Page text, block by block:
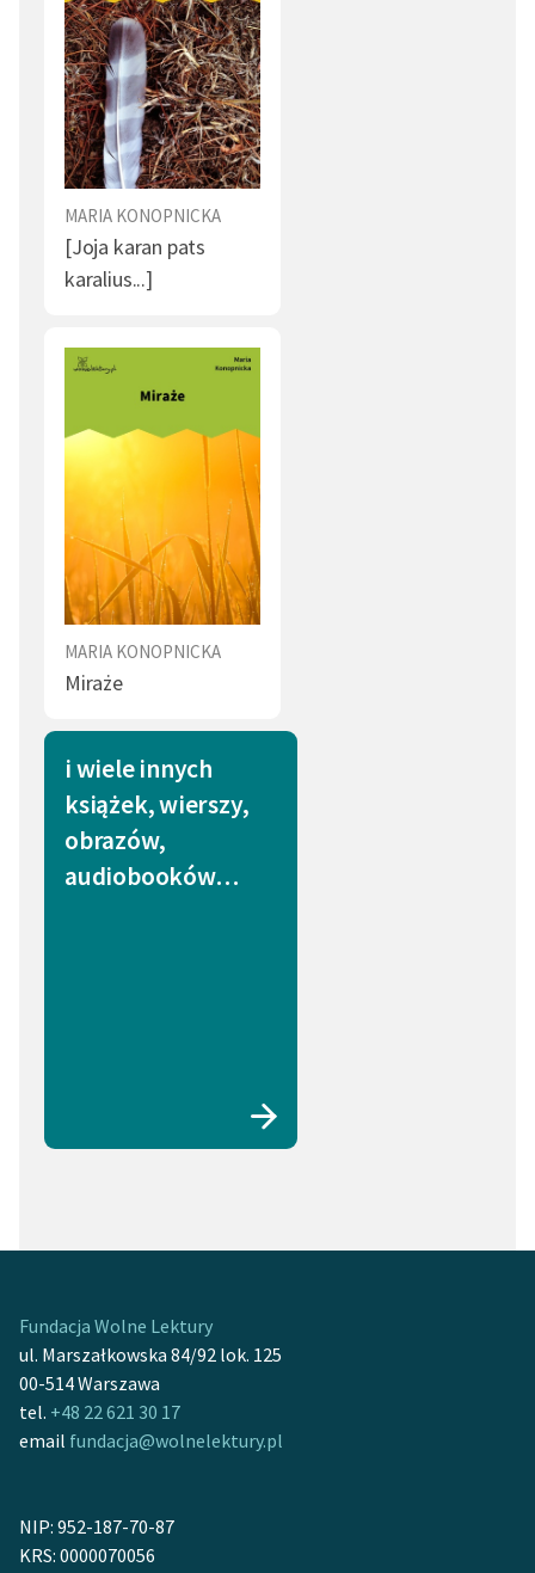
MARIA KONOPNICKA
[Joja karan pats
karalius...]
MARIA KONOPNICKA
Miraże
i wiele innych
książek, wierszy,
obrazów,
audiobooków…
Fundacja Wolne Lektury
ul. Marszałkowska 84/92 lok. 125
00-514 Warszawa
tel. +48 22 621 30 17
email fundacja@wolnelektury.pl
NIP: 952-187-70-87
KRS: 0000070056